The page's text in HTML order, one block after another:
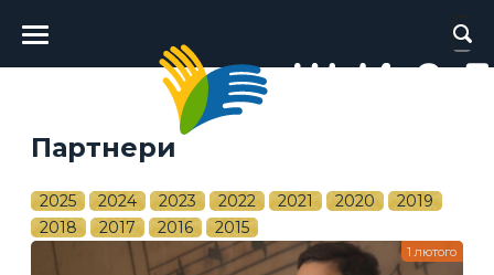
Головне
меню
Партнери
2025 2024 2023 2022 2021 2020
2019
2018
2017 2016 2015
1 лютого